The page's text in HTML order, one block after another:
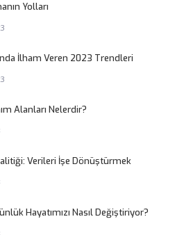
Yolları
İlham Veren 2023 Trendleri
Alanları Nelerdir?
Verileri İşe Dönüştürmek
Hayatımızı Nasıl Değiştiriyor?